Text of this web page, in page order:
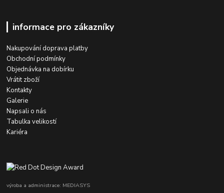
informace pro zákazníky
Nakupování doprava platby
Obchodní podmínky
Objednávka na dobírku
Vrátit zboží
Kontakty
Galerie
Napsali o nás
Tabulka velikostí
Kariéra
výroba a administrace: MEDIASYS